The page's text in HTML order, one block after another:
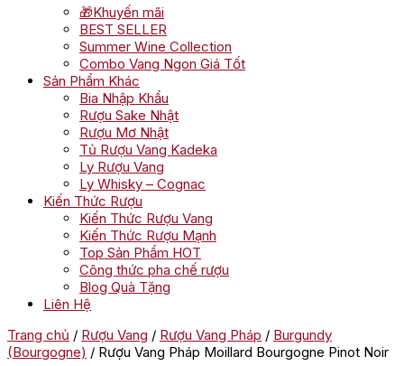
🎁Khuyến mãi
BEST SELLER
Summer Wine Collection
Combo Vang Ngon Giá Tốt
Sản Phẩm Khác
Bia Nhập Khẩu
Rượu Sake Nhật
Rượu Mơ Nhật
Tủ Rượu Vang Kadeka
Ly Rượu Vang
Ly Whisky – Cognac
Kiến Thức Rượu
Kiến Thức Rượu Vang
Kiến Thức Rượu Mạnh
Top Sản Phẩm HOT
Công thức pha chế rượu
Blog Quà Tặng
Liên Hệ
Trang chủ / Rượu Vang / Rượu Vang Pháp / Burgundy
(Bourgogne) / Rượu Vang Pháp Moillard Bourgogne Pinot Noir